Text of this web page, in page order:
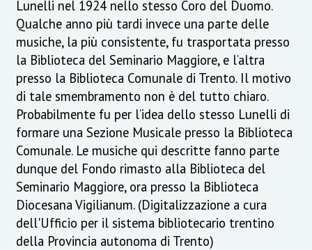
Lunelli nel 1924 nello stesso Coro del Duomo.
Qualche anno più tardi invece una parte delle
musiche, la più consistente, fu trasportata presso
la Biblioteca del Seminario Maggiore, e l’altra
presso la Biblioteca Comunale di Trento. Il motivo
di tale smembramento non è del tutto chiaro.
Probabilmente fu per l’idea dello stesso Lunelli di
formare una Sezione Musicale presso la Biblioteca
Comunale. Le musiche qui descritte fanno parte
dunque del Fondo rimasto alla Biblioteca del
Seminario Maggiore, ora presso la Biblioteca
Diocesana Vigilianum. (Digitalizzazione a cura
dell'Ufficio per il sistema bibliotecario trentino
della Provincia autonoma di Trento)